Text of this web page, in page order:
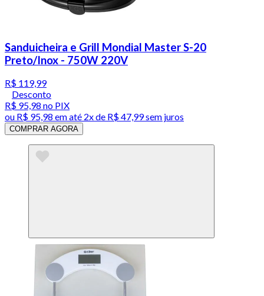
Sanduicheira e Grill Mondial Master S-20
Preto/Inox - 750W 220V
R$ 119,99
Desconto
R$ 95,98 no PIX
ou R$ 95,98 em até 2x de R$ 47,99 sem juros
COMPRAR AGORA